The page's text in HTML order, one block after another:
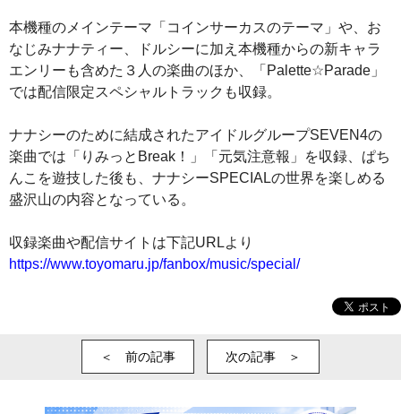
本機種のメインテーマ「コインサーカスのテーマ」や、お
なじみナナティー、ドルシーに加え本機種からの新キャラ
エンリーも含めた３人の楽曲のほか、「Palette☆Parade」
では配信限定スペシャルトラックも収録。
ナナシーのために結成されたアイドルグループSEVEN4の
楽曲では「りみっとBreak！」「元気注意報」を収録、ぱち
んこを遊技した後も、ナナシーSPECIALの世界を楽しめる
盛沢山の内容となっている。
収録楽曲や配信サイトは下記URLより
https://www.toyomaru.jp/fanbox/music/special/
＜ 前の記事 次の記事 ＞